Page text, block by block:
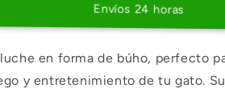
Envíos 24 horas
en forma de búho, perfecto
y entretenimiento de tu gato.